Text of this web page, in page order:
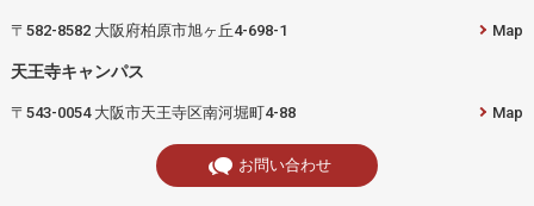
〒582-8582 大阪府柏原市旭ヶ丘4-698-1 Map
天王寺キャンパス
〒543-0054 大阪市天王寺区南河堀町4-88 Map
お問い合わせ